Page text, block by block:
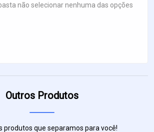
não selecionar nenhuma das opções
Outros Produtos
produtos que separamos para você!